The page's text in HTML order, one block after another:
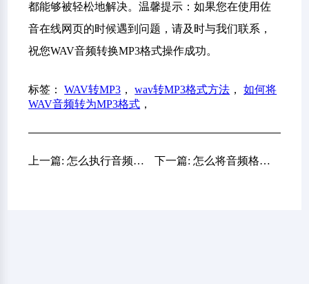
都能够被轻松地解决。温馨提示：如果您在使用佐
音在线网页的时候遇到问题，请及时与我们联系，
祝您WAV音频转换MP3格式操作成功。
标签：WAV转MP3 ，wav转MP3格式方法 ，如何将
WAV音频转为MP3格式 ，
上一篇: 怎么执行音频格式转换操作？分享四个快捷高效的转换方法 下一篇: 怎么将音频格式转为MP3？下面有三个步骤助您解决